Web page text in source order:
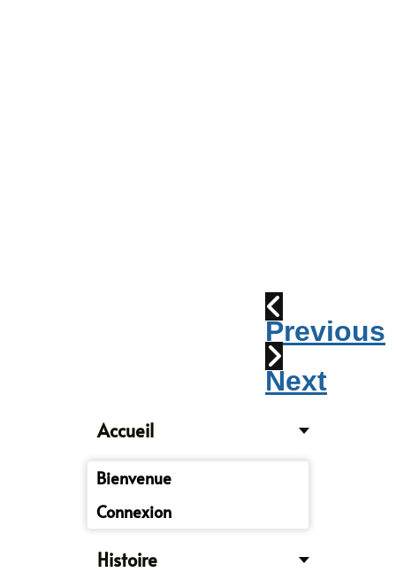
Previous
Next
Accueil
Bienvenue
Connexion
Histoire